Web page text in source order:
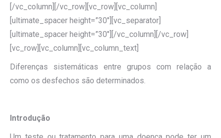
[/vc_column][/vc_row][vc_row][vc_column]
[ultimate_spacer height=”30″][vc_separator]
[ultimate_spacer height=”30″][/vc_column][/vc_row]
[vc_row][vc_column][vc_column_text]
Diferenças sistemáticas entre grupos com relação a
como os desfechos são determinados.
Introdução